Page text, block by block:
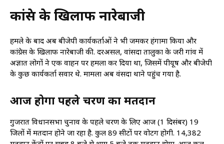
कांग्रेस के खिलाफ नारेबाजी
हमले के बाद अब बीजेपी कार्यकर्ताओं ने भी जमकर हंगामा किया और
कांग्रेस के खिलाफ नारेबाजी की. दरअसल, वांसदा तालुका के जरी गांव में
अज्ञात लोगों ने एक वाहन पर हमला कर दिया था, जिसमें पीयूष और बीजेपी
के कुछ कार्यकर्ता सवार थे. मामला अब वंसदा थाने पहुंच गया है.
आज होगा पहले चरण का मतदान
गुजरात विधानसभा चुनाव के पहले चरण के लिए आज (1 दिसंबर) 19
जिलों में मतदान होने जा रहा है. कुल 89 सीटों पर वोटिंग होगी. 14,382